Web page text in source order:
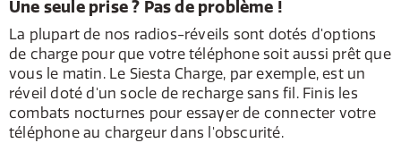
Une seule prise ? Pas de problème !
La plupart de nos radios-réveils sont dotés d'options
de charge pour que votre téléphone soit aussi prêt que
vous le matin. Le Siesta Charge, par exemple, est un
réveil doté d'un socle de recharge sans fil. Finis les
combats nocturnes pour essayer de connecter votre
téléphone au chargeur dans l'obscurité.